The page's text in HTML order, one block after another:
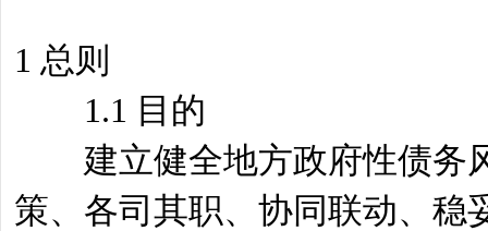
1 总则
1.1 目的
建立健全地方政府性债务风
策、各司其职、协同联动、稳